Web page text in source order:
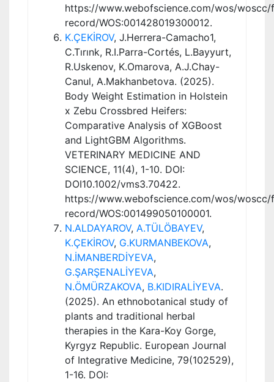
https://www.webofscience.com/wos/
record/WOS:001428019300012.
K.ÇEKİROV, J.Herrera-Camacho1,
C.Tırınk, R.I.Parra-Cortés, L.Bayyurt,
R.Uskenov, K.Omarova, A.J.Chay-
Canul, A.Makhanbetova. (2025).
Body Weight Estimation in Holstein
x Zebu Crossbred Heifers:
Comparative Analysis of XGBoost
and LightGBM Algorithms.
VETERINARY MEDICINE AND
SCIENCE, 11(4), 1-10. DOI:
DOI10.1002/vms3.70422.
https://www.webofscience.com/wos/
record/WOS:001499050100001.
N.ALDAYAROV, A.TÜLÖBAYEV,
K.ÇEKİROV, G.KURMANBEKOVA,
N.İMANBERDİYEVA,
G.ŞARŞENALİYEVA,
N.ÖMÜRZAKOVA, B.KIDIRALİYEVA.
(2025). An ethnobotanical study of
plants and traditional herbal
therapies in the Kara-Koy Gorge,
Kyrgyz Republic. European Journal
of Integrative Medicine, 79(102529),
1-16. DOI: